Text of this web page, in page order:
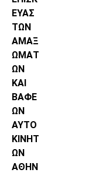
ΕΥΑΣ
ΤΩΝ
ΑΜΑΞ
ΩΜΑΤ
ΩΝ
ΚΑΙ
ΒΑΦΕ
ΩΝ
ΑΥΤΟ
ΚΙΝΗΤ
ΩΝ
ΑΘΗΝ